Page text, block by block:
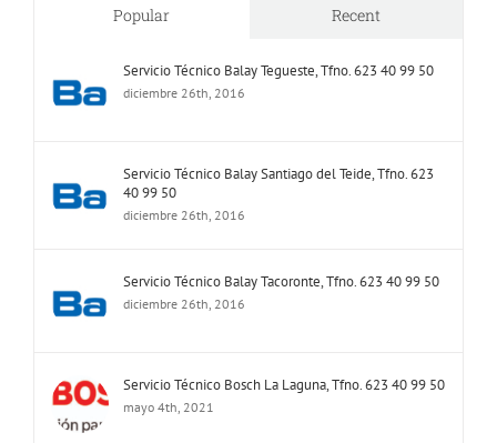
Popular Recent
Servicio Técnico Balay Tegueste, Tfno. 623 40 99 50
diciembre 26th, 2016
Servicio Técnico Balay Santiago del Teide, Tfno. 623
40 99 50
diciembre 26th, 2016
Servicio Técnico Balay Tacoronte, Tfno. 623 40 99 50
diciembre 26th, 2016
Servicio Técnico Bosch La Laguna, Tfno. 623 40 99 50
mayo 4th, 2021